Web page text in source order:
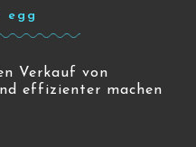
egg
Verkauf von
effizienter machen